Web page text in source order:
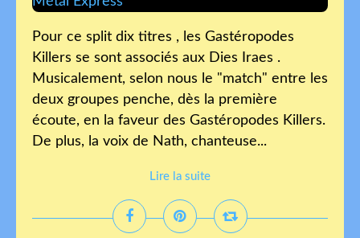
Pour ce split dix titres , les Gastéropodes
Killers se sont associés aux Dies Iraes .
Musicalement, selon nous le "match" entre les
deux groupes penche, dès la première
écoute, en la faveur des Gastéropodes Killers.
De plus, la voix de Nath, chanteuse...
Lire la suite